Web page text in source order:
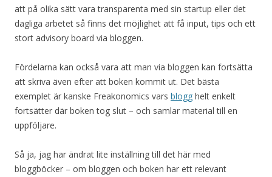
att på olika sätt vara transparenta med sin startup eller det
dagliga arbetet så finns det möjlighet att få input, tips och ett
stort advisory board via bloggen.
Fördelarna kan också vara att man via bloggen kan fortsätta
att skriva även efter att boken kommit ut. Det bästa
exemplet är kanske Freakonomics vars blogg helt enkelt
fortsätter där boken tog slut – och samlar material till en
uppföljare.
Så ja, jag har ändrat lite inställning till det här med
bloggböcker – om bloggen och boken har ett relevant